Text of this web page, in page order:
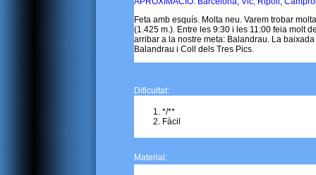
Feta amb esquís. Molta neu. Varem trobar
(1.425 m.). Entre les 9:30 i les 11:00 feia molt
arribar a la nostre meta: Balandrau. La
Balandrau i Coll dels Tres Pics.
Dificultat:
*/**
Fàcil
Material: